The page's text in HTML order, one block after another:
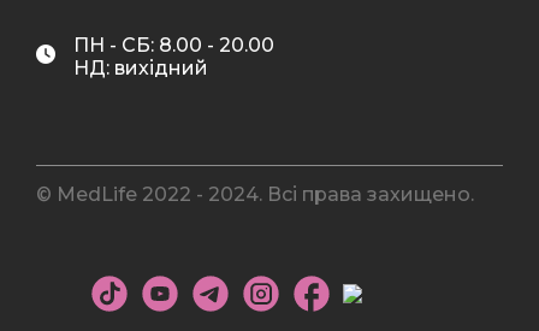
ПН - СБ: 8.00 - 20.00
НД: вихідний
© MedLife 2022 - 2024. Всі права захищено.